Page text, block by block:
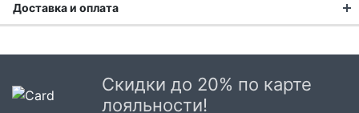
Доставка и оплата
Доставка в Москве и области
В Москве и Московской области доставка курьером до
Скидки до 20% по карте
лояльности!